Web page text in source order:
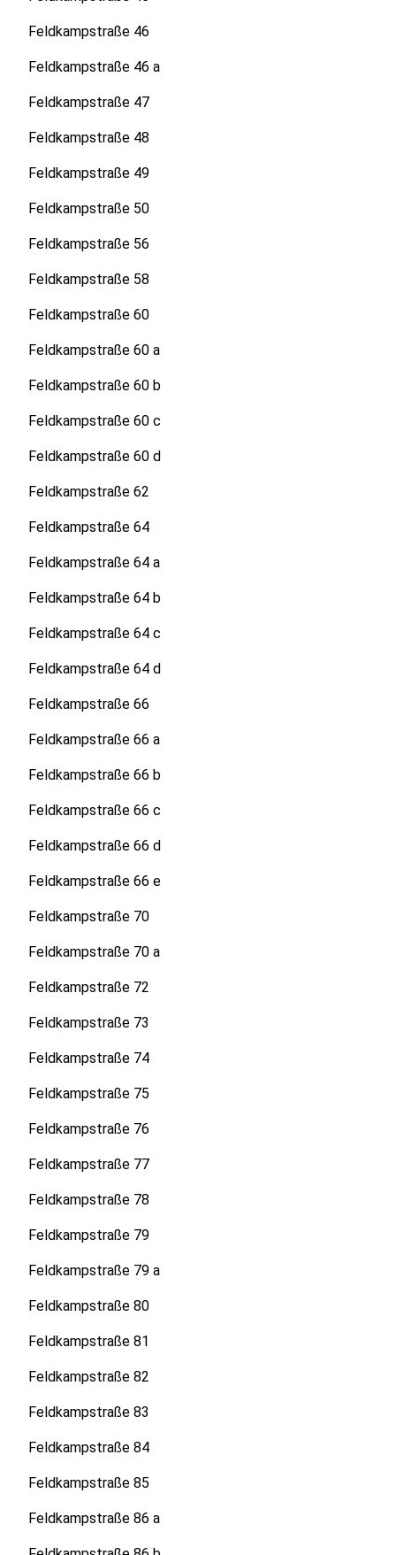
Feldkampstraße 46
Feldkampstraße 46 a
Feldkampstraße 47
Feldkampstraße 48
Feldkampstraße 49
Feldkampstraße 50
Feldkampstraße 56
Feldkampstraße 58
Feldkampstraße 60
Feldkampstraße 60 a
Feldkampstraße 60 b
Feldkampstraße 60 c
Feldkampstraße 60 d
Feldkampstraße 62
Feldkampstraße 64
Feldkampstraße 64 a
Feldkampstraße 64 b
Feldkampstraße 64 c
Feldkampstraße 64 d
Feldkampstraße 66
Feldkampstraße 66 a
Feldkampstraße 66 b
Feldkampstraße 66 c
Feldkampstraße 66 d
Feldkampstraße 66 e
Feldkampstraße 70
Feldkampstraße 70 a
Feldkampstraße 72
Feldkampstraße 73
Feldkampstraße 74
Feldkampstraße 75
Feldkampstraße 76
Feldkampstraße 77
Feldkampstraße 78
Feldkampstraße 79
Feldkampstraße 79 a
Feldkampstraße 80
Feldkampstraße 81
Feldkampstraße 82
Feldkampstraße 83
Feldkampstraße 84
Feldkampstraße 85
Feldkampstraße 86 a